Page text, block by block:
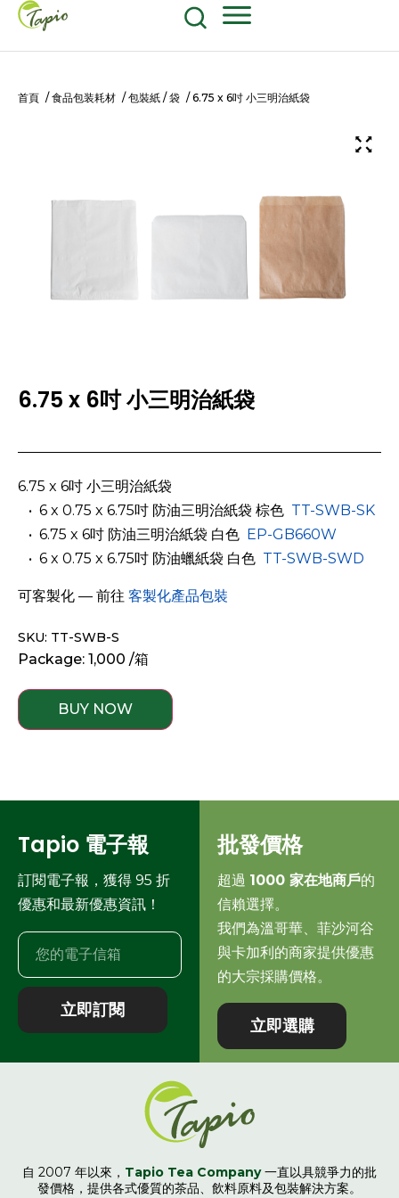
首頁 / 食品包装耗材 / 包裝紙 / 袋 / 6.75 x 6吋 小三明治紙袋
6.75 x 6吋 小三明治紙袋
6.75 x 6吋 小三明治紙袋
­ ­ • 6 x 0.75 x 6.75吋 防油三明治紙袋 棕色 TT-SWB-SK
­ ­ • 6.75 x 6吋 防油三明治紙袋 白色 EP-GB660W
­ ­ • 6 x 0.75 x 6.75吋 防油蠟紙袋 白色 TT-SWB-SWD
可客製化 — 前往 客製化產品包裝
SKU: TT-SWB-S
Package: 1,000 /箱
BUY NOW
Tapio 電子報
訂閱電子報，獲得 95 折
優惠和最新優惠資訊！
立即訂閱
批發價格
超過 1000 家在地商戶的
信賴選擇。
我們為溫哥華、菲沙河谷
與卡加利的商家提供優惠
的大宗採購價格。
立即選購
自 2007 年以來， Tapio Tea Company 一直以具競爭力的批
發價格，提供各式優質的茶品、飲料原料及包裝解決方案。